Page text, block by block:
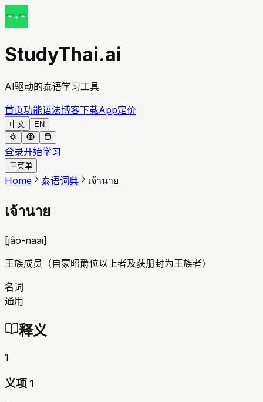
StudyThai.ai
AI驱动的泰语学习工具
首页功能语法博客下载App定价
中文 EN
登录开始学习
菜单
Home 泰语词典 เจ้านาย
เจ้านาย
[jâo-naai]
王族成员（自蒙昭爵位以上者及获册封为王族者）
名词
通用
释义
1
义项 1